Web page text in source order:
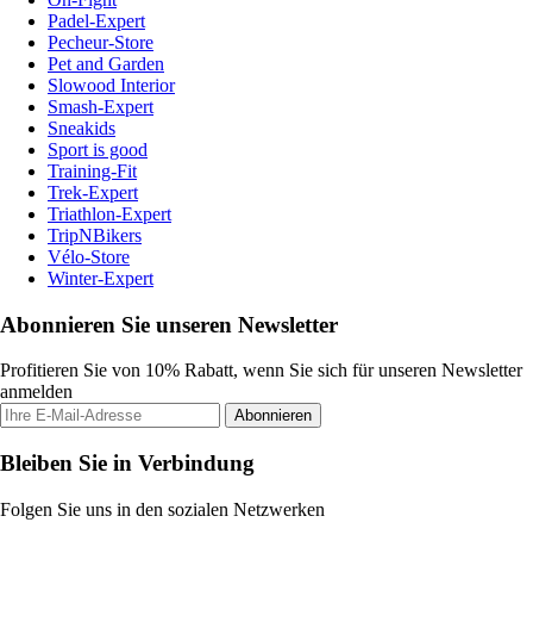
Padel-Expert
Pecheur-Store
Pet and Garden
Slowood Interior
Smash-Expert
Sneakids
Sport is good
Training-Fit
Trek-Expert
Triathlon-Expert
TripNBikers
Vélo-Store
Winter-Expert
Abonnieren Sie unseren Newsletter
Profitieren Sie von 10% Rabatt, wenn Sie sich für unseren Newsletter
anmelden
Abonnieren
Bleiben Sie in Verbindung
Folgen Sie uns in den sozialen Netzwerken